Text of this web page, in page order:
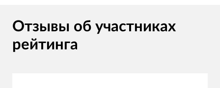
Отзывы об участниках
рейтинга